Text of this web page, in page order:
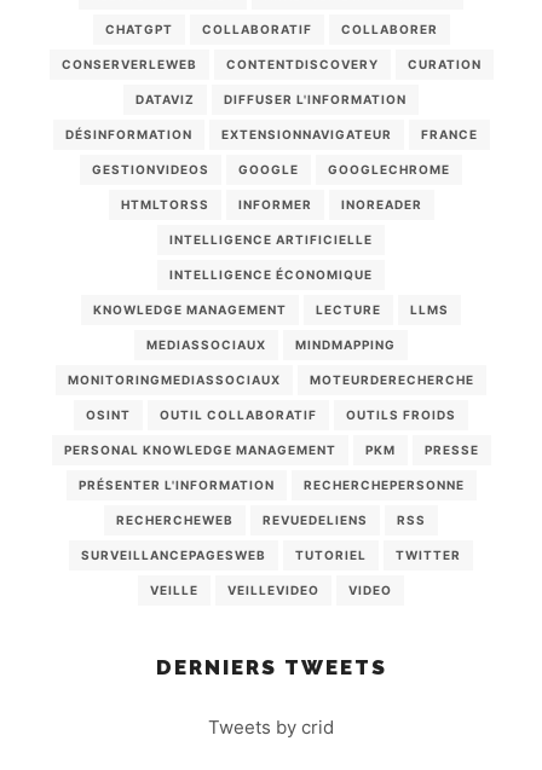
CHATGPT COLLABORATIF COLLABORER
CONSERVERLEWEB CONTENTDISCOVERY CURATION
DATAVIZ DIFFUSER L'INFORMATION
DÉSINFORMATION EXTENSIONNAVIGATEUR FRANCE
GESTIONVIDEOS GOOGLE GOOGLECHROME
HTMLTORSS INFORMER INOREADER
INTELLIGENCE ARTIFICIELLE
INTELLIGENCE ÉCONOMIQUE
KNOWLEDGE MANAGEMENT LECTURE LLMS
MEDIASSOCIAUX MINDMAPPING
MONITORINGMEDIASSOCIAUX MOTEURDERECHERCHE
OSINT OUTIL COLLABORATIF OUTILS FROIDS
PERSONAL KNOWLEDGE MANAGEMENT PKM PRESSE
PRÉSENTER L'INFORMATION RECHERCHEPERSONNE
RECHERCHEWEB REVUEDELIENS RSS
SURVEILLANCEPAGESWEB TUTORIEL TWITTER
VEILLE VEILLEVIDEO VIDEO
DERNIERS TWEETS
Tweets by crid